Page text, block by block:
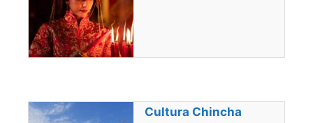
Cultura Chincha